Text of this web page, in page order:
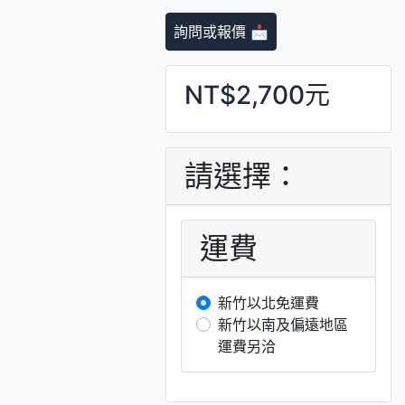
詢問或報價 📩
NT$2,700元
請選擇：
運費
新竹以北免運費
新竹以南及偏遠地區
運費另洽